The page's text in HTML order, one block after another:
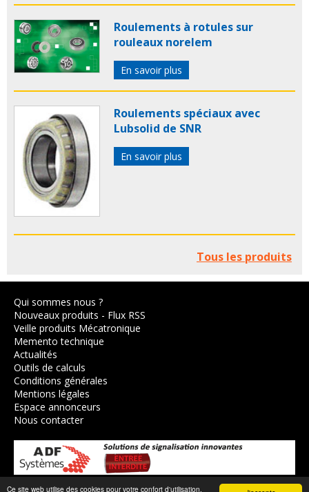
Ce site web utilise des cookies pour votre confort d'utilisation.
Roulements à rotules sur
rouleaux norelem
En savoir plus
Roulements spéciaux avec
Lubsolid de SNR
En savoir plus
Tous les produits
Qui sommes nous ?
Nouveaux produits - Flux RSS
Veille produits Mécatronique
Memento technique
Actualités
Outils de calculs
Conditions générales
Mentions légales
Espace annonceurs
Nous contacter